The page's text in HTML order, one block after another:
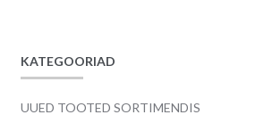
KATEGOORIAD
UUED TOOTED SORTIMENDIS